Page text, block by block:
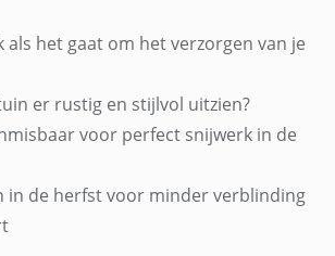
als het gaat om het verzorgen van je
er rustig en stijlvol uitzien?
voor perfect snijwerk in de
in de herfst voor minder verblinding